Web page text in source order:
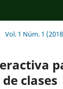
Vol. 1 Núm. 1
clases